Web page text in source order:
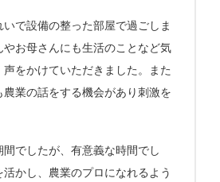
で設備の整った部屋で過ごしま
やお母さんにも生活のことなど気
をかけていただきました。また
業の話をする機会があり刺激を
でしたが、有意義な時間でし
かし、農業のプロになれるよう